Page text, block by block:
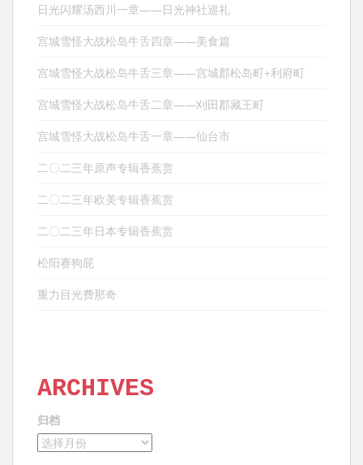
日光闪耀汤西川一章——日光神社巡礼
宫城雪怪大战松岛牛舌四章——美食篇
宫城雪怪大战松岛牛舌三章——宫城郡松岛町+利府町
宫城雪怪大战松岛牛舌二章——刈田郡藏王町
宫城雪怪大战松岛牛舌一章——仙台市
二〇二三年原声专辑香蕉赏
二〇二三年欧美专辑香蕉赏
二〇二三年日本专辑香蕉赏
松阳赛狗屁
重力目光费那奇
ARCHIVES
归档